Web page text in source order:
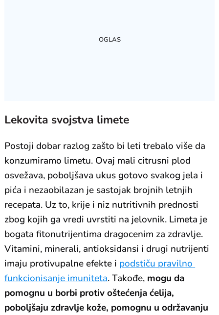
Lekovita svojstva limete
Postoji dobar razlog zašto bi leti trebalo više da
konzumiramo limetu. Ovaj mali citrusni plod
osvežava, poboljšava ukus gotovo svakog jela i
pića i nezaobilazan je sastojak brojnih letnjih
recepata. Uz to, krije i niz nutritivnih prednosti
zbog kojih ga vredi uvrstiti na jelovnik. Limeta je
bogata fitonutrijentima dragocenim za zdravlje.
Vitamini, minerali, antioksidansi i drugi nutrijenti
imaju protivupalne efekte i podstiču pravilno
funkcionisanje imuniteta. Takođe, mogu da
pomognu u borbi protiv oštećenja ćelija,
poboljšaju zdravlje kože, pomognu u održavanju